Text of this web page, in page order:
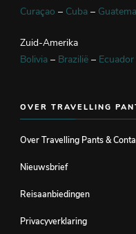
Curaçao – Cuba –
Zuid-Amerika
Bolivia – Brazilië – Ecuador
OVER TRAVELLING
Over Travelling Pants &
Nieuwsbrief
Reisaanbiedingen
Privacyverklaring